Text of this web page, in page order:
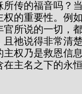
的重要性。例
所说的一切，
祂说得非常清
权乃是救恩信